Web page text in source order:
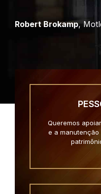
Robert Brokamp,
Queremos
e a manutenção